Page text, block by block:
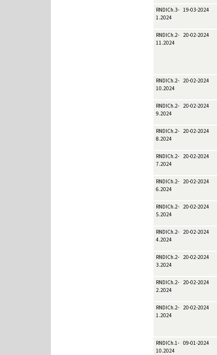
RNDICh.3-
1.2024
19-03-2024
RNDICh.2-
11.2024
20-02-2024
RNDICh.2-
10.2024
20-02-2024
RNDICh.2-
9.2024
20-02-2024
RNDICh.2-
8.2024
20-02-2024
RNDICh.2-
7.2024
20-02-2024
RNDICh.2-
6.2024
20-02-2024
RNDICh.2-
5.2024
20-02-2024
RNDICh.2-
4.2024
20-02-2024
RNDICh.2-
3.2024
20-02-2024
RNDICh.2-
2.2024
20-02-2024
RNDICh.2-
1.2024
20-02-2024
RNDICh.1-
10.2024
09-01-2024